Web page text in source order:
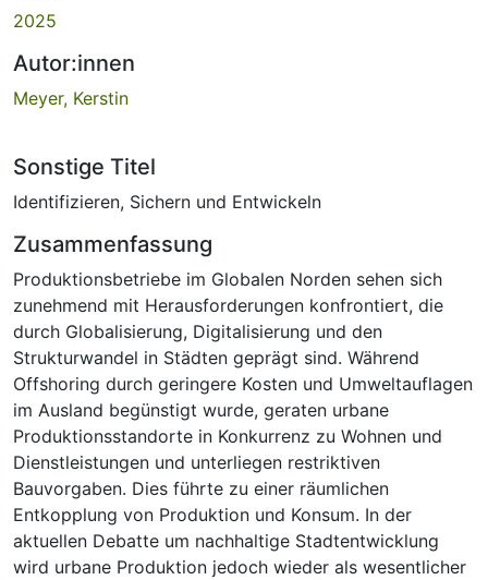
2025
Autor:innen
Meyer, Kerstin
Sonstige Titel
Identifizieren, Sichern und Entwickeln
Zusammenfassung
Produktionsbetriebe im Globalen Norden sehen sich
zunehmend mit Herausforderungen konfrontiert, die
durch Globalisierung, Digitalisierung und den
Strukturwandel in Städten geprägt sind. Während
Offshoring durch geringere Kosten und Umweltauflagen
im Ausland begünstigt wurde, geraten urbane
Produktionsstandorte in Konkurrenz zu Wohnen und
Dienstleistungen und unterliegen restriktiven
Bauvorgaben. Dies führte zu einer räumlichen
Entkopplung von Produktion und Konsum. In der
aktuellen Debatte um nachhaltige Stadtentwicklung
wird urbane Produktion jedoch wieder als wesentlicher